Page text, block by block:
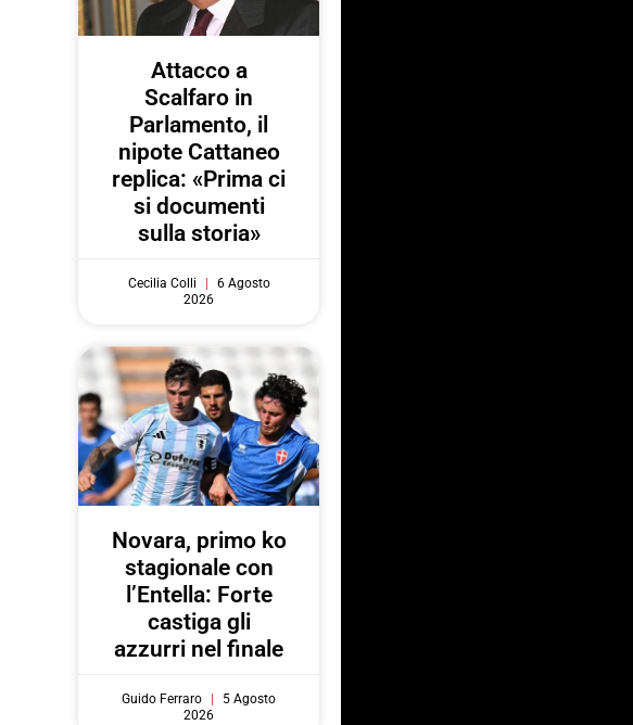
Attacco a
Scalfaro in
Parlamento, il
nipote Cattaneo
replica: «Prima ci
si documenti
sulla storia»
Cecilia Colli
6 Agosto
2026
Novara, primo ko
stagionale con
l’Entella: Forte
castiga gli
azzurri nel finale
Guido Ferraro
5 Agosto
2026